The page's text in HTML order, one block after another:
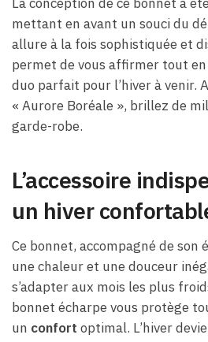
mettant en avant un souci du
allure à la fois sophistiquée et
permet de vous affirmer tout
duo parfait pour l’hiver à venir.
« Aurore Boréale », brillez de
garde-robe.
L’accessoire
un hiver
Ce bonnet, accompagné de son
une chaleur et une douceur
s’adapter aux mois les plus
bonnet écharpe vous protège
un confort optimal. L’hiver